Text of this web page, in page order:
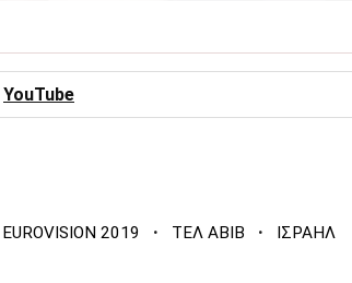
YouTube
EUROVISION 2019 · ΤΕΛ ΑΒΙΒ · ΙΣΡΑΗΛ